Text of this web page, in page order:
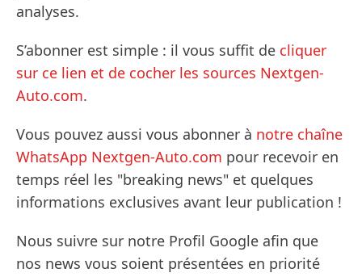
analyses.
S’abonner est simple : il vous suffit de cliquer
sur ce lien et de cocher les sources Nextgen-
Auto.com.
Vous pouvez aussi vous abonner à notre chaîne
WhatsApp Nextgen-Auto.com pour recevoir en
temps réel les "breaking news" et quelques
informations exclusives avant leur publication !
Nous suivre sur notre Profil Google afin que
nos news vous soient présentées en priorité